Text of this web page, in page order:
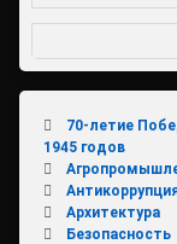
70-летие
1945 годов
Архитектура
Безопасность